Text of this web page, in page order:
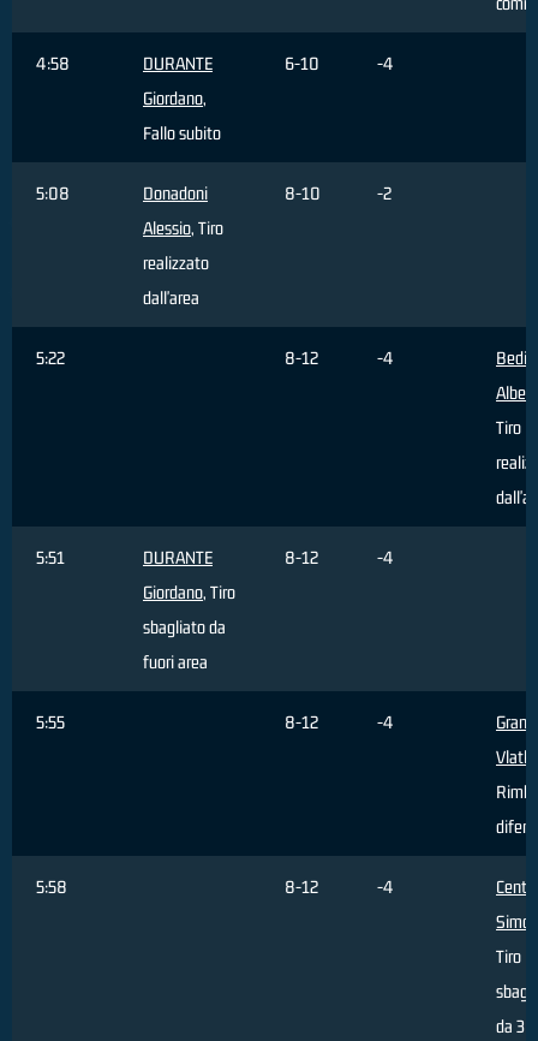
4:58
DURANTE
Giordano,
Fallo subito
6-10 -4
5:08
Donadoni
Alessio, Tiro
realizzato
dall'area
8-10 -2
5:22 8-12 -4
Bedin
Tiro
5:51
DURANTE
Giordano, Tiro
sbagliato da
fuori area
8-12 -4
5:55 8-12 -4
Granic
5:58 8-12 -4
Tiro
da 3